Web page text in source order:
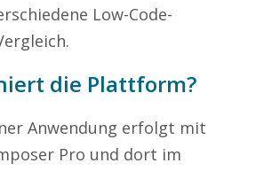
Low-Code-
die Plattform?
Anwendung erfolgt mit
Pro und dort im